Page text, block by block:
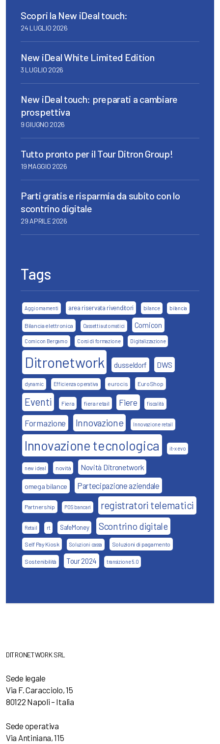
Scopri la New iDeal touch:
24 LUGLIO 2026
New iDeal White Limited Edition
3 LUGLIO 2026
New iDeal touch: preparati a cambiare
prospettiva
9 GIUGNO 2026
Tutto pronto per il Tour Ditron Group!
19 MAGGIO 2026
Parti gratis e risparmia da subito con lo
scontrino digitale
29 APRILE 2026
Tags
Aggiornamenti area riservata rivenditori bilance bilancia
Bilancia elettronica Cassetti automatici Comicon
Comicon Bergamo Corsi di formazione Digitalizzazione
Ditronetwork dusseldorf DWS
dynamic Efficienza operativa eurocis EuroShop
Eventi Fiera fiera retail Fiere fiscalità
Formazione Innovazione Innovazione retail
Innovazione tecnologica it-x evo
new ideal novità Novità Ditronetwork
omega bilance Partecipazione aziendale
Partnership POS bancari registratori telematici
Retail rt SafeMoney Scontrino digitale
Self Pay Kiosk Soluzioni cassa Soluzioni di pagamento
Sostenibilità Tour 2024 transizione 5.0
DITRONETWORK SRL
Sede legale
Via F. Caracciolo, 15
80122 Napoli – Italia
Sede operativa
Via Antiniana, 115